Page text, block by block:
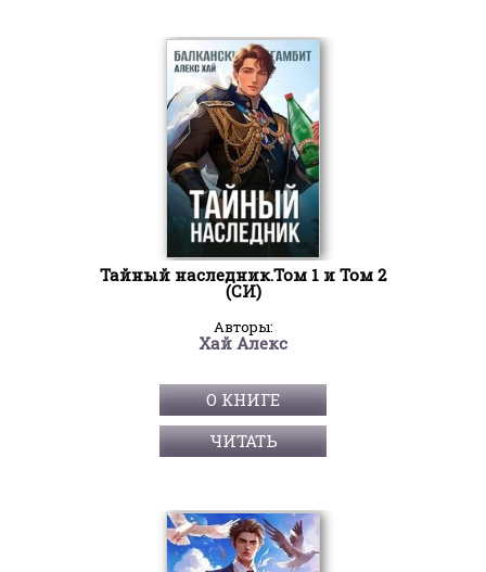
Тайный наследник.Том 1 и Том 2
(СИ)
Авторы:
Хай Алекс
О КНИГЕ
ЧИТАТЬ